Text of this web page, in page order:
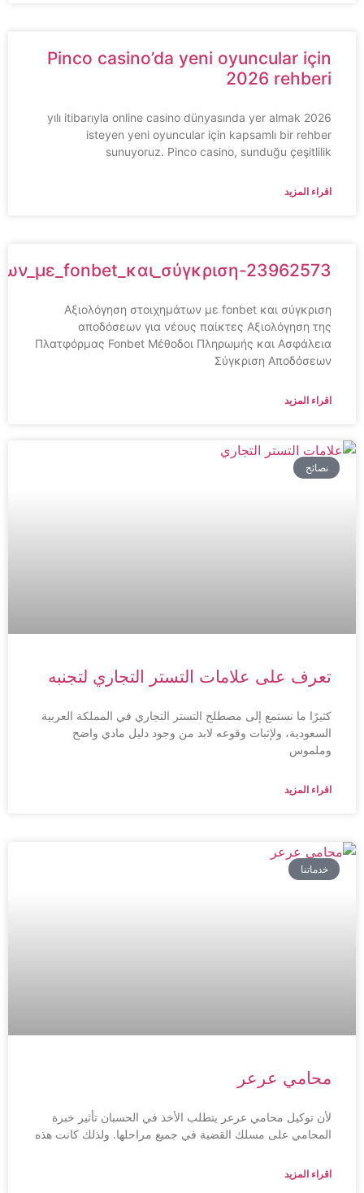
Pinco casino’da yeni oyuncular için
2026 rehberi
2026 yılı itibarıyla online casino dünyasında yer almak
isteyen yeni oyuncular için kapsamlı bir rehber
sunuyoruz. Pinco casino, sunduğu çeşitlilik
اقراء المزيد
23962573
Αξιολόγηση στοιχημάτων με fonbet και σύγκριση
αποδόσεων για νέους παίκτες Αξιολόγηση της
Πλατφόρμας Fonbet Μέθοδοι Πληρωμής και Ασφάλεια
Σύγκριση Αποδόσεων
اقراء المزيد
نصائح
تعرف على علامات التستر التجاري لتجنبه
كثيرًا ما نستمع إلى مصطلح التستر التجاري في المملكة العربية
السعودية، ولإثبات وقوعه لابد من وجود دليل مادي واضح
وملموس
اقراء المزيد
خدماتنا
محامي عرعر
لأن توكيل محامي عرعر يتطلب الأخذ في الحسبان تأثير خبرة
المحامي على مسلك القضية في جميع مراحلها. ولذلك كانت هذه
اقراء المزيد